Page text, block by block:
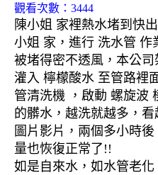
觀看次數：3444
陳小姐 家裡熱水堵到快
小姐 家，進行 洗水管 作
被堵得密不透風，本公司
灌入 檸檬酸水 至管路裡
管清洗機 ，啟動 螺旋波
的髒水，越洗就越多，
圖片影片，兩個多小時
量也恢復正常了!!
如是自來水，如水管老